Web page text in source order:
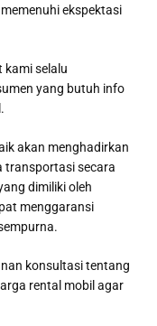
ekspektasi
kami selalu
yang butuh info
akan menghadirkan
transportasi secara
dimiliki oleh
menggaransi
konsultasi tentang
rental mobil agar